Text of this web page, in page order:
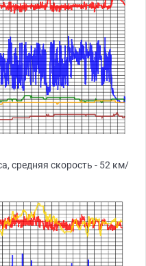
средняя скорость - 52 км/